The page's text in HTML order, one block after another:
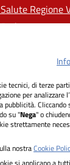
Regione
Università
tecnici, di terze
per analizzare
pubblicità. Cliccando
su "Nega" o
strettamente
nostraCookie